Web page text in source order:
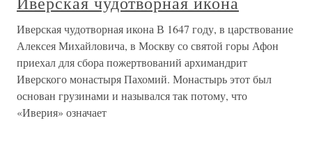
Иверская чудотворная икона В 1647 году, в царствование
Алексея Михайловича, в Москву со святой горы Афон
приехал для сбора пожертвований архимандрит
Иверского монастыря Пахомий. Монастырь этот был
основан грузинами и назывался так потому, что
«Иверия» означает